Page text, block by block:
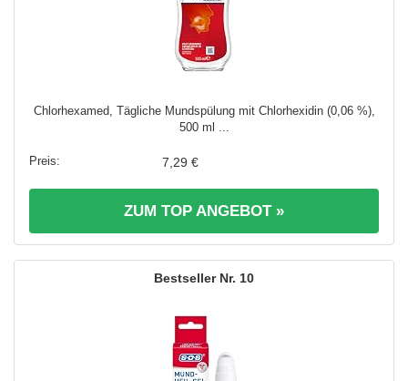
Chlorhexamed, Tägliche Mundspülung mit Chlorhexidin (0,06 %),
500 ml ...
7,29 €
ZUM TOP ANGEBOT »
10